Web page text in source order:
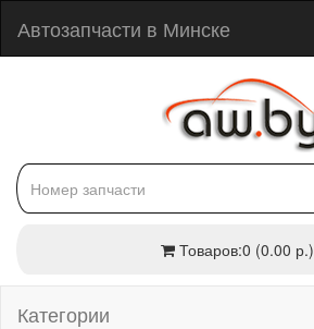
Автозапчасти в Минске
Товаров:0 (0.00 р.)
Категории